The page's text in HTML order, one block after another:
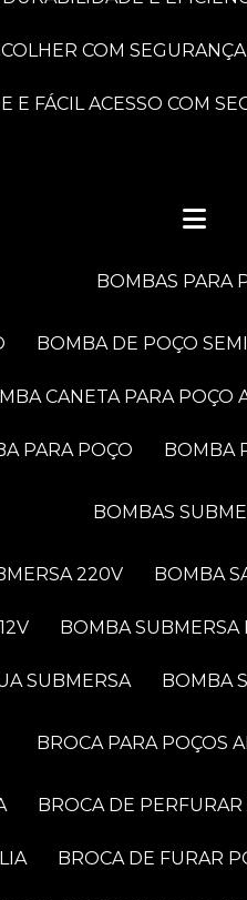
COM SEGURANÇA
E FÁCIL ACESSO COM
BOMBAS PARA
BOMBA DE POÇO
CANETA PARA POÇO
PARA POÇO BOMBA
BOMBAS
220V BOMBA
BOMBA SUBMERSA
SUBMERSA BOMBA
BROCA PARA POÇOS
BROCA DE
BROCA DE FURAR